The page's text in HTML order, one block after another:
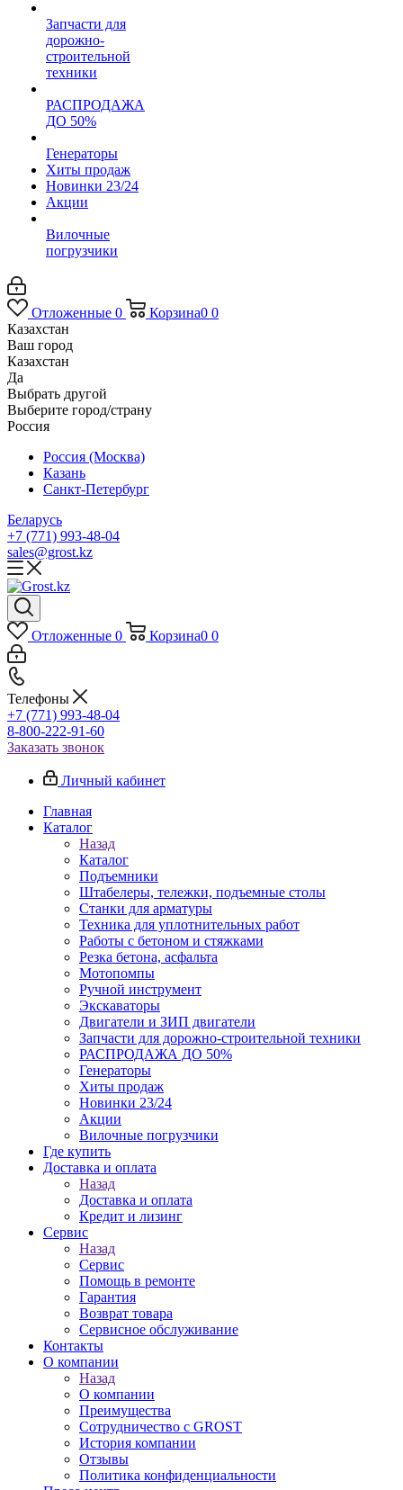
Запчасти для
дорожно-
строительной
техники
РАСПРОДАЖА
ДО 50%
Генераторы
Хиты продаж
Новинки 23/24
Акции
Вилочные
погрузчики
Отложенные 0 Корзина0 0
Казахстан
Ваш город
Казахстан
Да
Выбрать другой
Выберите город/страну
Россия
Россия (Москва)
Казань
Санкт-Петербург
Беларусь
+7 (771) 993-48-04
sales@grost.kz
Отложенные 0 Корзина0 0
Телефоны
+7 (771) 993-48-04
8-800-222-91-60
Заказать звонок
Личный кабинет
Главная
Каталог
Назад
Каталог
Подъемники
Штабелеры, тележки, подъемные столы
Станки для арматуры
Техника для уплотнительных работ
Работы с бетоном и стяжками
Резка бетона, асфальта
Мотопомпы
Ручной инструмент
Экскаваторы
Двигатели и ЗИП двигатели
Запчасти для дорожно-строительной техники
РАСПРОДАЖА ДО 50%
Генераторы
Хиты продаж
Новинки 23/24
Акции
Вилочные погрузчики
Где купить
Доставка и оплата
Назад
Доставка и оплата
Кредит и лизинг
Сервис
Назад
Сервис
Помощь в ремонте
Гарантия
Возврат товара
Сервисное обслуживание
Контакты
О компании
Назад
О компании
Преимущества
Сотрудничество с GROST
История компании
Отзывы
Политика конфиденциальности